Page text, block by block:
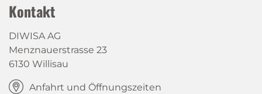
Kontakt
DIWISA AG
Menznauerstrasse 23
6130 Willisau
Anfahrt und Öffnungszeiten